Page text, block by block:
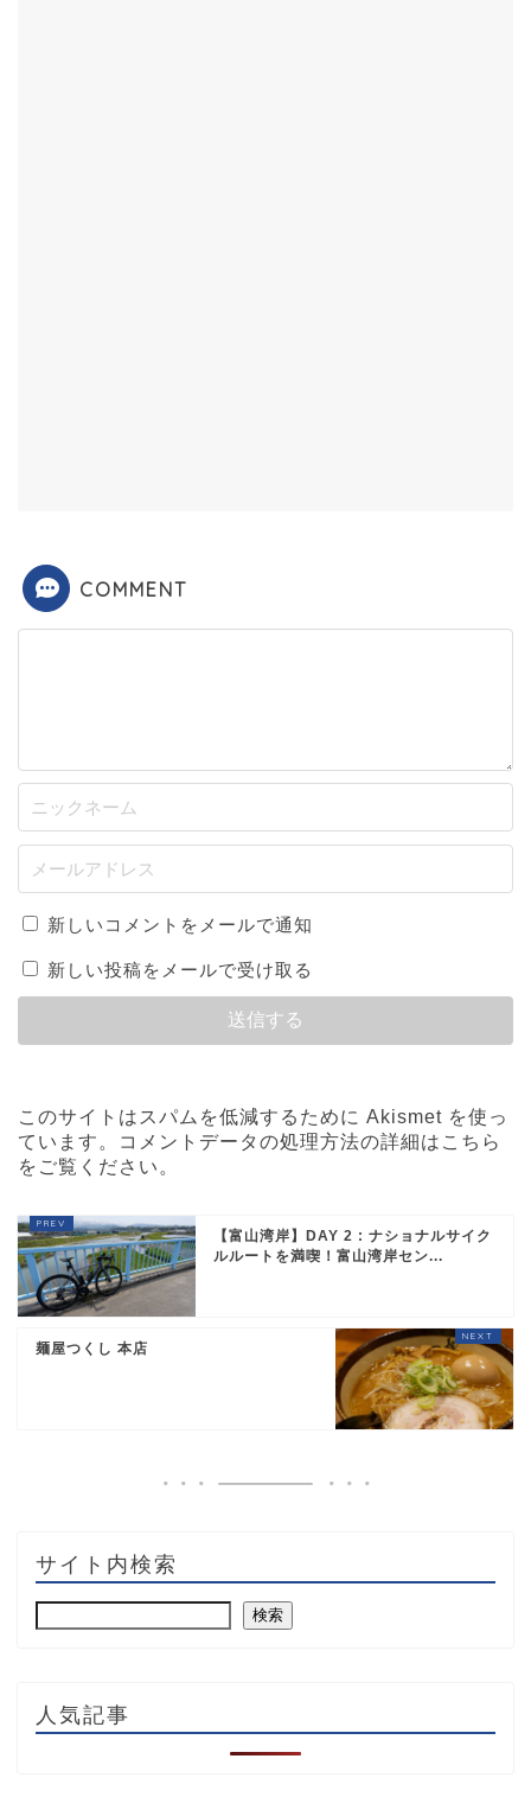
COMMENT
新しいコメントをメールで通知
新しい投稿をメールで受け取る
このサイトはスパムを低減するために Akismet を使っ
ています。
コメントデータの処理方法の詳細はこちら
をご覧ください 。
【富山湾岸】DAY 2 : ナショナルサイク
ルルートを満喫！富山湾岸セン...
麺屋つくし 本店
サイト内検索
検索
人気記事